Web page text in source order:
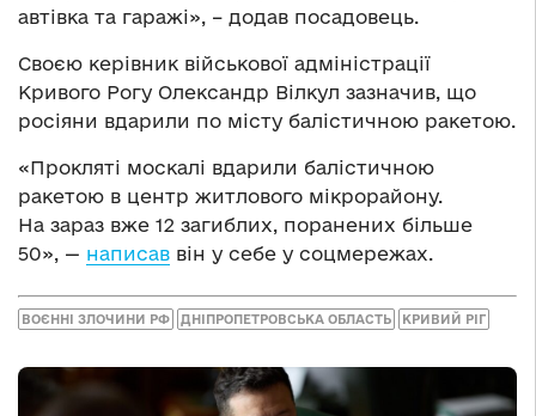
автівка та гаражі», – додав посадовець.
Своєю керівник військової адміністрації
Кривого Рогу Олександр Вілкул зазначив, що
росіяни вдарили по місту балістичною ракетою.
«Прокляті москалі вдарили балістичною
ракетою в центр житлового мікрорайону.
На зараз вже 12 загиблих, поранених більше
50», — написав він у себе у соцмережах.
ВОЄННІ ЗЛОЧИНИ РФ ДНІПРОПЕТРОВСЬКА ОБЛАСТЬ КРИВИЙ РІГ